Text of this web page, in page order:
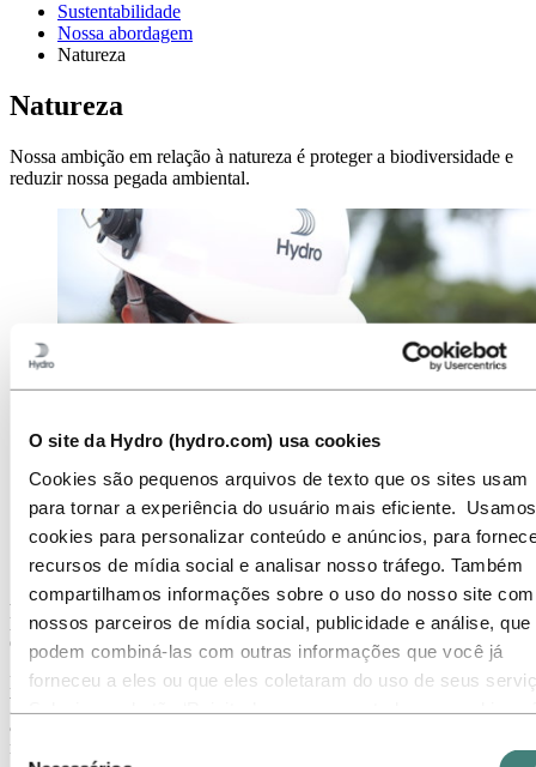
O site da Hydro (hydro.com) usa cookies
Cookies são pequenos arquivos de texto que os sites usam
para tornar a experiência do usuário mais eficiente. Usamos
cookies para personalizar conteúdo e anúncios, para
recursos de mídia social e analisar nosso tráfego. Também
compartilhamos informações sobre o uso do nosso site com
nossos parceiros de mídia social, publicidade e análise, que
podem combiná-las com outras informações que você já
forneceu a eles ou que eles coletaram do uso de seus
Seleção
Sustentabilidade
Nossa abordagem
Natureza
Natureza
Nossa ambição em relação à natureza é proteger a biodiversidade e
reduzir nossa pegada ambiental.
A Hydro está trabalhando para reduzir o impacto
ambiental das operações de bauxita no Brasil.
A estratégia ambiental de 2030 e as ambições ambientais de longo
prazo da Hydro enfatizam nossos esforços de melhoria em uma série
de desafios importantes que existem na indústria do alumínio.
Estabelecemos a ambição de não atingir nenhuma perda líquida de
biodiversidade em novos projetos nas áreas de negócios da Hydro,
além de ambições de longo prazo para eliminar a deposição de
resíduos recuperáveis em aterros sanitários e a necessidade de